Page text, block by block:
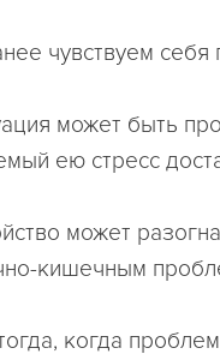
чувствуем себя
может быть
ею стресс
может
кишечным
когда